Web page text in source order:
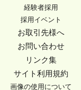
経験者採用
採用イベント
お取引先様へ
お問い合わせ
リンク集
サイト利用規約
画像の使用について